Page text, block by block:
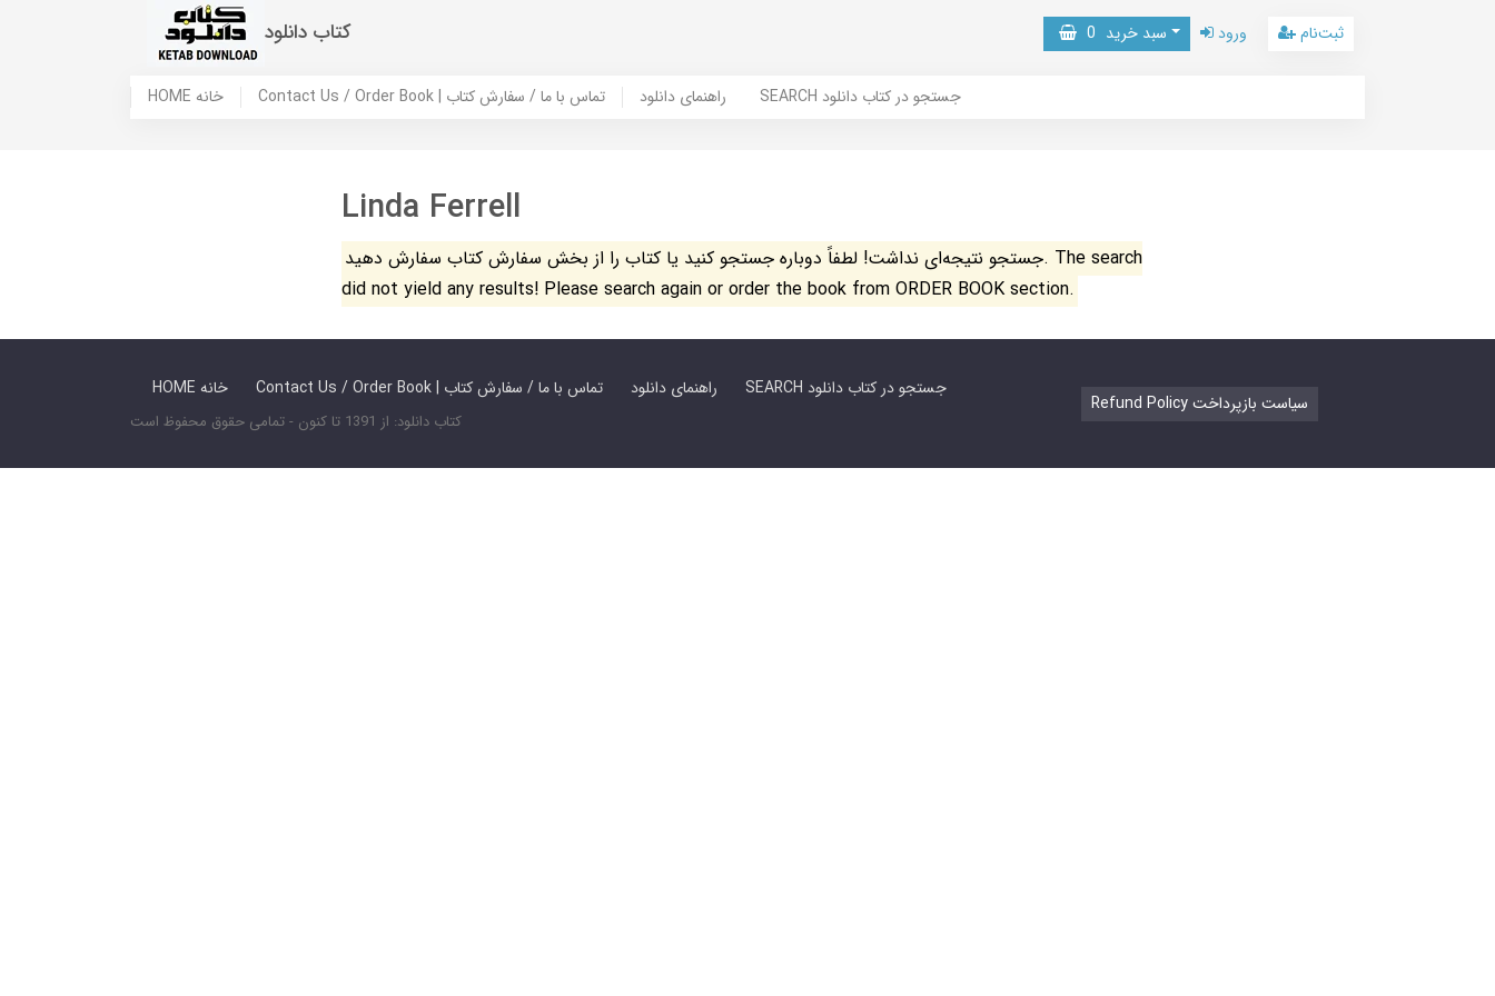
کتاب دانلود سبد خرید 0 ورود ثبت‌نام
HOME خانه Contact Us / Order Book | تماس با ما / سفارش کتاب راهنمای دانلود SEARCH جستجو در کتاب دانلود
Linda Ferrell
جستجو نتیجه‌ای نداشت! لطفاً دوباره جستجو کنید یا کتاب را از بخش سفارش کتاب سفارش دهید. The search
did not yield any results! Please search again or order the book from ORDER BOOK section.
HOME خانه Contact Us / Order Book | تماس با ما / سفارش کتاب راهنمای دانلود SEARCH جستجو در کتاب دانلود
کتاب دانلود: از 1391 تا کنون - تمامی حقوق محفوظ است
Refund Policy سیاست بازپرداخت